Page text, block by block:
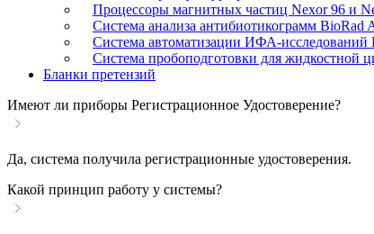
Процессоры магнитных частиц Nexor 96 и
Система анализа антибиотикограмм BioRad
Система автоматизации ИФА-исследований
Система пробоподготовки для жидкостной
Бланки претензий
Имеют ли приборы Регистрационное Удостоверение?
Да, система получила регистрационные удостоверения.
Какой принцип работу у системы?